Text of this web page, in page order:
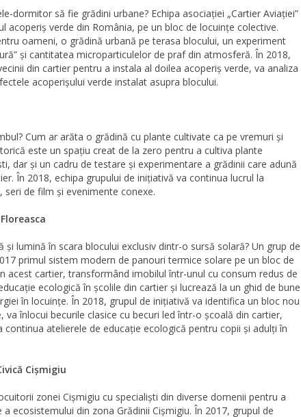
dormitor să fie grădini urbane? Echipa asociației „Cartier Aviației”
acoperiș verde din România, pe un bloc de locuințe colective.
oameni, o grădină urbană pe terasa blocului, un experiment
și cantitatea microparticulelor de praf din atmosferă. În 2018,
din cartier pentru a instala al doilea acoperiș verde, va analiza
acoperișului verde instalat asupra blocului.
Cum ar arăta o grădină cu plante cultivate ca pe vremuri și
este un spațiu creat de la zero pentru a cultiva plante
dar și un cadru de testare și experimentare a grădinii care adună
În 2018, echipa grupului de inițiativă va continua lucrul la
de film și evenimente conexe.
lumină în scara blocului exclusiv dintr-o sursă solară? Un grup de
primul sistem modern de panouri termice solare pe un bloc de
acest cartier, transformând imobilul într-unul cu consum redus de
ecologică în școlile din cartier și lucrează la un ghid de bune
în locuințe. În 2018, grupul de inițiativă va identifica un bloc nou
înlocui becurile clasice cu becuri led într-o școală din cartier,
atelierele de educație ecologică pentru copii și adulți în
Cișmigiu
zonei Cișmigiu cu specialiști din diverse domenii pentru a
ecosistemului din zona Grădinii Cișmigiu. În 2017, grupul de